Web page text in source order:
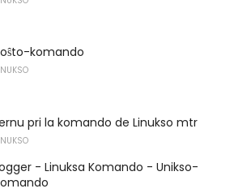
komando
pri la komando de Linukso mtr
- Linuksa Komando - Unikso-